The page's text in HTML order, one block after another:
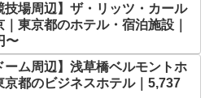
技場周辺】ザ・リッツ・カール
｜東京都のホテル・宿泊施設｜
〜
ーム周辺】浅草橋ベルモントホ
京都のビジネスホテル｜5,737